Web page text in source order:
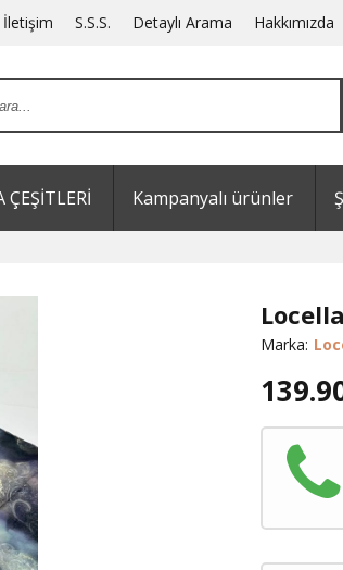
İletişim S.S.S. Detaylı Arama Hakkımızda
ÇEŞİTLERİ Kampanyalı ürünler
Marka: